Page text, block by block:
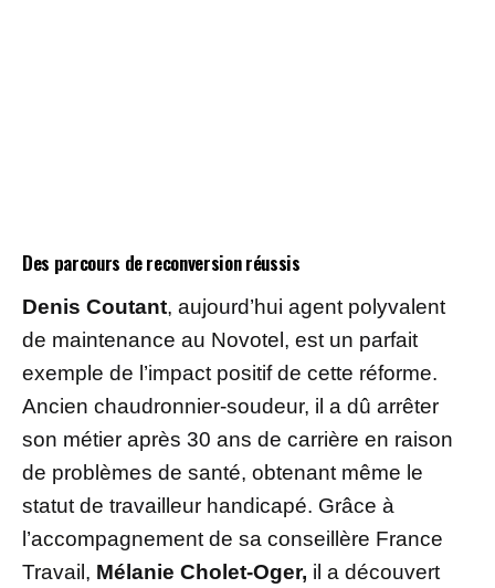
Des parcours de reconversion réussis
Denis Coutant, aujourd’hui agent polyvalent
de maintenance au Novotel, est un parfait
exemple de l’impact positif de cette réforme.
Ancien chaudronnier-soudeur, il a dû arrêter
son métier après 30 ans de carrière en raison
de problèmes de santé, obtenant même le
statut de travailleur handicapé. Grâce à
l’accompagnement de sa conseillère France
Travail, Mélanie Cholet-Oger, il a découvert